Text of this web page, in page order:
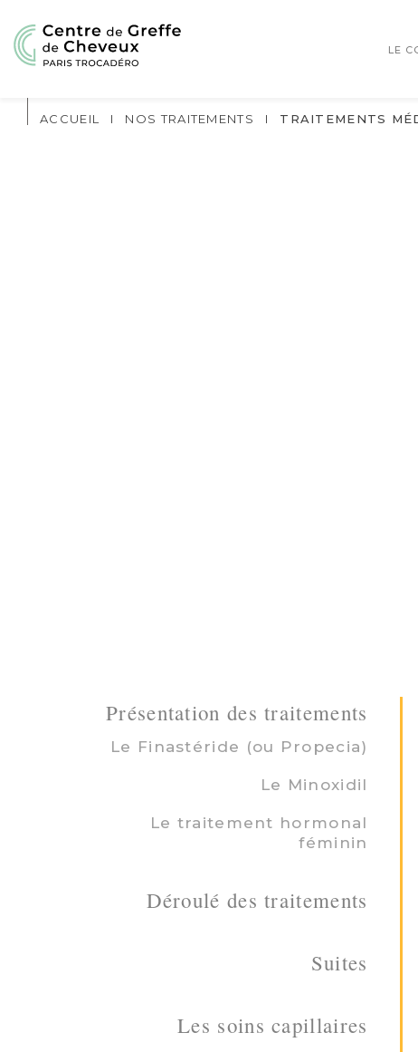
LE
ACCUEIL I NOS TRAITEMENTS I TRAITEMENTS
Présentation des traitements
Le Finastéride (ou Propecia)
Le Minoxidil
Le traitement hormonal
féminin
Déroulé des traitements
Suites
Les soins capillaires